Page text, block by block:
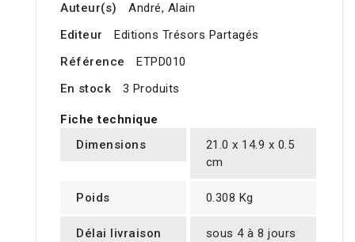
Auteur(s)
André, Alain
Editeur
Editions Trésors Partagés
Référence
ETPD010
En stock
3 Produits
Fiche technique
Dimensions
21.0 x 14.9 x 0.5
cm
Poids 0.308 Kg
Délai livraison sous 4 à 8 jours